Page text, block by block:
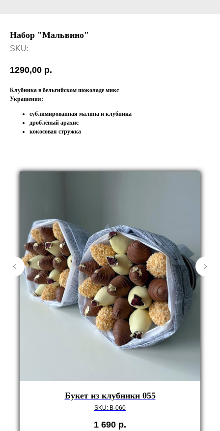
Набор "Мальвино"
SKU:
1290,00 р.
Клубника в бельгийском шоколаде микс
Украшения:
сублимированная малина и клубника
дроблёный арахис
кокосовая стружка
Букет из клубники 055
SKU: B-060
1 690 р.